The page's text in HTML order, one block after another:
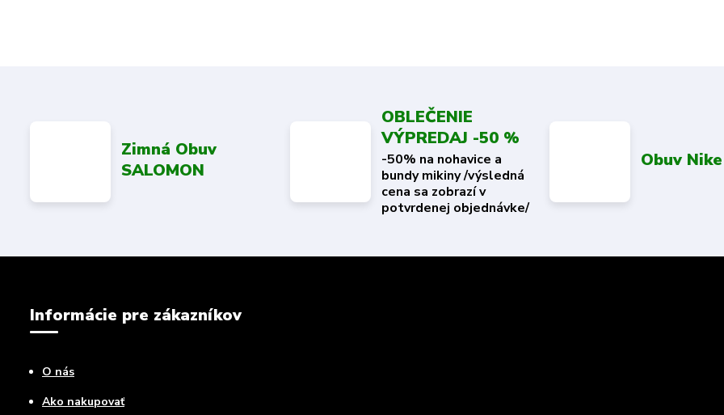
Zimná Obuv
SALOMON
OBLEČENIE
VÝPREDAJ -50 %
-50% na nohavice a
bundy mikiny /výsledná
cena sa zobrazí v
potvrdenej objednávke/
Obuv
Informácie pre zákazníkov
O nás
Ako nakupovať